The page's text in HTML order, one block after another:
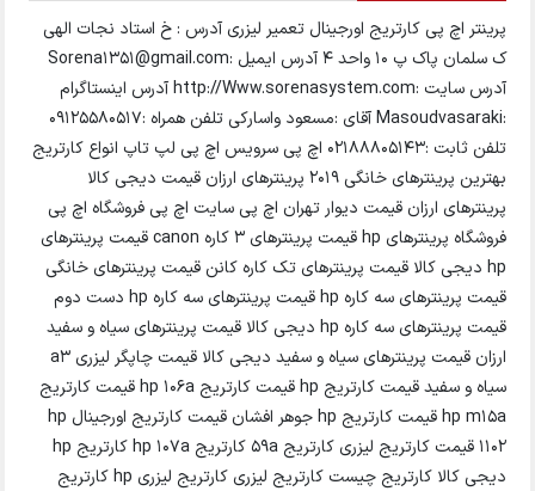
پرینتر اچ پی کارتریج اورجینال تعمیر لیزری آدرس : خ استاد نجات الهی
ک سلمان پاک پ 10 واحد 4 آدرس ایمیل :Sorena1351@gmail.com
آدرس سایت :http://Www.sorenasystem.com آدرس اینستاگرام
:Masoudvasaraki آقای :مسعود واسارکی تلفن همراه :09125580517
تلفن ثابت :02188805143 اچ پی سرویس اچ پی لپ تاپ انواع کارتریج
بهترین پرینترهای خانگی 2019 پرینترهای ارزان قیمت دیجی کالا
پرینترهای ارزان قیمت دیوار تهران اچ پی سایت اچ پی فروشگاه اچ پی
فروشگاه پرینترهای hp قیمت پرینترهای 3 کاره canon قیمت پرینترهای
hp دیجی کالا قیمت پرینترهای تک کاره کانن قیمت پرینترهای خانگی
قیمت پرینترهای سه کاره hp قیمت پرینترهای سه کاره hp دست دوم
قیمت پرینترهای سه کاره hp دیجی کالا قیمت پرینترهای سیاه و سفید
ارزان قیمت پرینترهای سیاه و سفید دیجی کالا قیمت چاپگر لیزری a3
سیاه و سفید قیمت کارتریج hp قیمت کارتریج hp 106a قیمت کارتریج
hp m15a قیمت کارتریج hp جوهر افشان قیمت کارتریج اورجینال hp
1102 قیمت کارتریج لیزری کارتریج 59a کارتریج hp 107a کارتریج hp
دیجی کالا کارتریج چیست کارتریج لیزری کارتریج لیزری hp کارتریج